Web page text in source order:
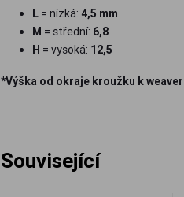
L = nízká: 4,5 mm
M = střední: 6,8
H = vysoká: 12,5
*Výška od okraje kroužku k
Související